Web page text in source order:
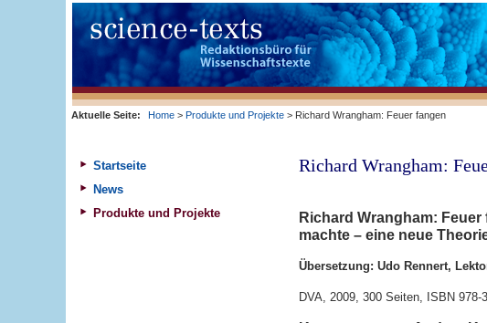
Aktuelle Seite: Home > Produkte und Projekte > Richard Wrangham: Feuer fangen
Richard Wrangham:
Richard Wrangham:
machte – eine neue
Übersetzung: Udo Rennert,
DVA, 2009, 300 Seiten, ISBN 978-
Startseite
News
Produkte und Projekte